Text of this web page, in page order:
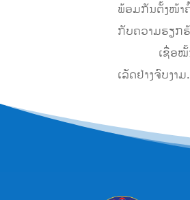
ພ້ອມກັນຕັ້ງໜ້າ
ກັບຄວາມຮຽກ
ເຊື່ອໝັ້ນວ່າ
ເລັດຢ່າງຈົບງາມ.